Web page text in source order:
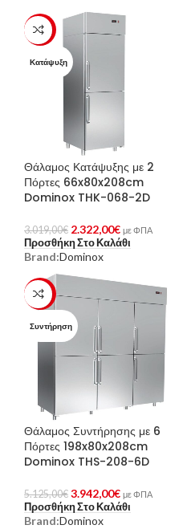
-23%
Κατάψυξη
Θάλαμος Κατάψυξης με 2
Πόρτες 66x80x208cm
Dominox THK-068-2D
3.019,00€ 2.322,00€ με ΦΠΑ
Προσθήκη Στο Καλάθι
Brand:Dominox
-23%
Συντήρηση
Θάλαμος Συντήρησης με 6
Πόρτες 198x80x208cm
Dominox THS-208-6D
5.125,00€ 3.942,00€ με ΦΠΑ
Προσθήκη Στο Καλάθι
Brand:Dominox